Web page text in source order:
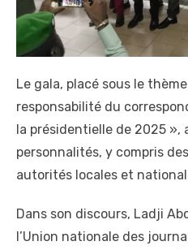
Le gala, placé sous le
responsabilité du
la présidentielle de 2025 »,
personnalités, y compris
autorités locales et
Dans son discours, Ladji
l’Union nationale des